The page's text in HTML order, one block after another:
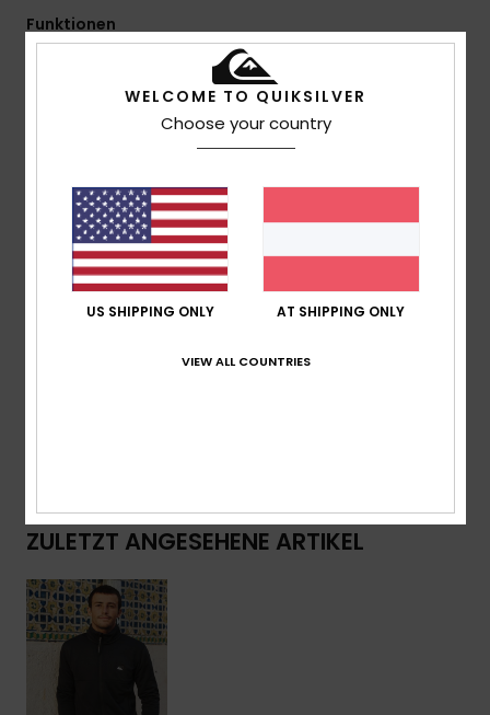
Funktionen
Training / Alltag / Schnee
Stretch-Komfort, WarmFlight® Wärmespeicherung
Fleece Mit Gitterrücken, 95 % Recyceltes
Passform:Sportliche Passform
Taschen:Unsichtbare Seitentasche
Sonstiges:Daumenlöcher, Elastischer Saum,
Reflektierende Details
Polyester, 5 % Elastan
ZULETZT ANGESEHENE ARTIKEL
WELCOME TO QUIKSILVER
Choose your country
US SHIPPING ONLY AT SHIPPING ONLY
VIEW ALL COUNTRIES